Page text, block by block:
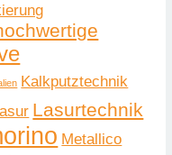
Kalkputztechnik
Lasurtechnik
Metallico